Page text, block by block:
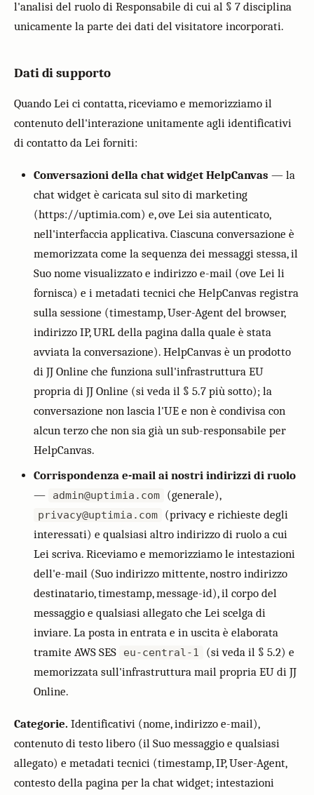
l'analisi del ruolo di Responsabile di cui al § 7 disciplina
unicamente la parte dei dati del visitatore incorporati.
Dati di supporto
Quando Lei ci contatta, riceviamo e memorizziamo il
contenuto dell'interazione unitamente agli identificativi
di contatto da Lei forniti:
Conversazioni della chat widget HelpCanvas — la
chat widget è caricata sul sito di marketing
(https://uptimia.com) e, ove Lei sia autenticato,
nell'interfaccia applicativa. Ciascuna conversazione è
memorizzata come la sequenza dei messaggi stessa, il
Suo nome visualizzato e indirizzo e-mail (ove Lei li
fornisca) e i metadati tecnici che HelpCanvas registra
sulla sessione (timestamp, User-Agent del browser,
indirizzo IP, URL della pagina dalla quale è stata
avviata la conversazione). HelpCanvas è un prodotto
di JJ Online che funziona sull'infrastruttura EU
propria di JJ Online (si veda il § 5.7 più sotto); la
conversazione non lascia l'UE e non è condivisa con
alcun terzo che non sia già un sub-responsabile per
HelpCanvas.
Corrispondenza e-mail ai nostri indirizzi di ruolo
—
admin@uptimia.com (generale),
privacy@uptimia.com
(privacy e richieste degli
interessati) e qualsiasi altro indirizzo di ruolo a cui
Lei scriva. Riceviamo e memorizziamo le intestazioni
dell'e-mail (Suo indirizzo mittente, nostro indirizzo
destinatario, timestamp, message-id), il corpo del
messaggio e qualsiasi allegato che Lei scelga di
inviare. La posta in entrata e in uscita è elaborata
tramite AWS SES
eu-central-1
(si veda il § 5.2) e
memorizzata sull'infrastruttura mail propria EU di JJ
Online.
Categorie. Identificativi (nome, indirizzo e-mail),
contenuto di testo libero (il Suo messaggio e qualsiasi
allegato) e metadati tecnici (timestamp, IP, User-Agent,
contesto della pagina per la chat widget; intestazioni